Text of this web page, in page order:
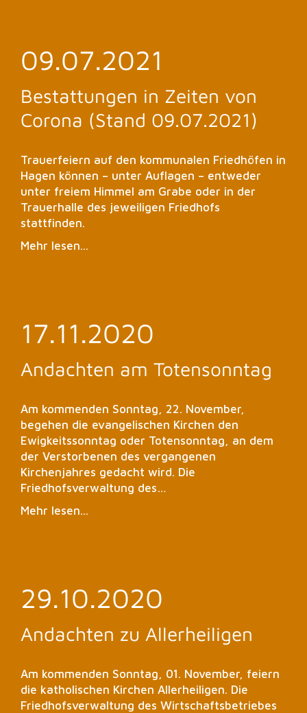
09.07.2021
Bestattungen in Zeiten von
Corona (Stand 09.07.2021)
Trauerfeiern auf den kommunalen Friedhöfen in
Hagen können – unter Auflagen – entweder
unter freiem Himmel am Grabe oder in der
Trauerhalle des jeweiligen Friedhofs
stattfinden.
Mehr lesen...
17.11.2020
Andachten am Totensonntag
Am kommenden Sonntag, 22. November,
begehen die evangelischen Kirchen den
Ewigkeitssonntag oder Totensonntag, an dem
der Verstorbenen des vergangenen
Kirchenjahres gedacht wird. Die
Friedhofsverwaltung des…
Mehr lesen...
29.10.2020
Andachten zu Allerheiligen
Am kommenden Sonntag, 01. November, feiern
die katholischen Kirchen Allerheiligen. Die
Friedhofsverwaltung des Wirtschaftsbetriebes